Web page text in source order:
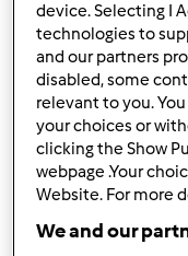
śr., 09/05/2012 - 18:41
Jasne Vercia
poukładasz będzie
device. Selecting I
technologies to
and our partners
disabled, some
relevant to you.
your choices or
clicking the Show
webpage .Your
Website. For more
We and our